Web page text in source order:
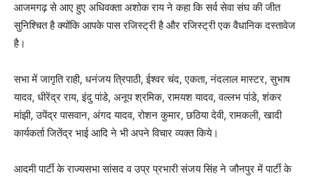
आजमगढ़ से आए हुए अधिवक्ता अशोक राय ने कहा कि सर्व सेवा संघ की जीत
सुनिश्चित है क्योंकि आपके पास रजिस्ट्री है और रजिस्ट्री एक वैधानिक दस्तावेज
है।
सभा में जागृति राही, धनंजय त्रिपाठी, ईश्वर चंद, एकता, नंदलाल मास्टर, सुभाष
यादव, धीरेंद्र राय, इंदु पांडे, अनूप श्रमिक, रामयश यादव, वल्लभ पांडे, शंकर
मांझी, उपेंद्र पासवान, अंगद यादव, रोशन कुमार, छठिया देवी, रामकली, खादी
कार्यकर्ता जितेंद्र भाई आदि ने भी अपने विचार व्यक्त किये।
आदमी पार्टी के राज्यसभा सांसद व उप्र प्रभारी संजय सिंह ने जौनपुर में पार्टी के